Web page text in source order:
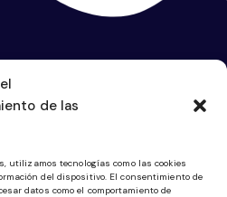
de las
utilizamos tecnologías como las cookies
del dispositivo. El consentimiento de
datos como el comportamiento de
Aljarafe (Sevilla) 41927